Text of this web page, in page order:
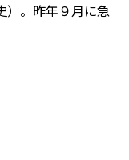
）。昨年９月に急